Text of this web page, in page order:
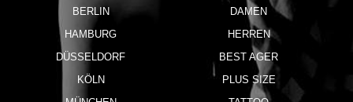
BERLIN
HAMBURG
DÜSSELDORF
KÖLN
DAMEN
HERREN
BEST AGER
PLUS SIZE